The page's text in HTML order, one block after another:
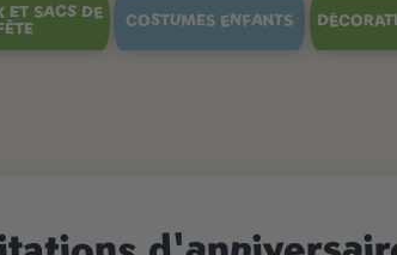
ET SACS DE
COSTUMES ENFANTS